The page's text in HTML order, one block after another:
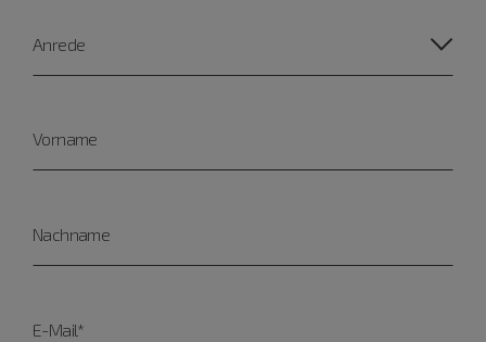
Anrede
Vorname
Nachname
E-Mail*